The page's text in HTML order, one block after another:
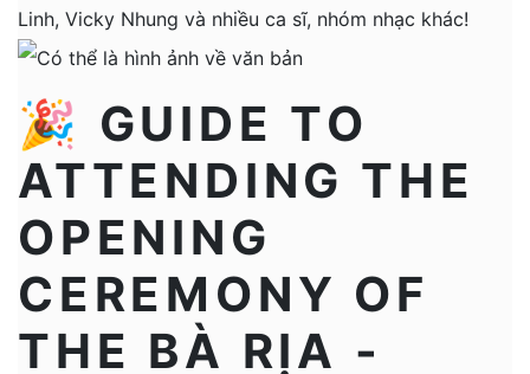
Linh, Vicky Nhung và nhiều ca sĩ, nhóm nhạc khác!
🎉 GUIDE TO
ATTENDING THE
OPENING
CEREMONY OF
THE BÀ RỊA -